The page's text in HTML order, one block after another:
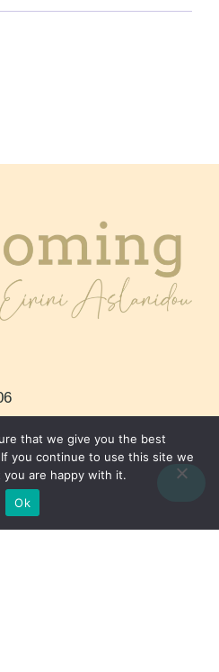
that we give you the best
you continue to use this site we
you are happy with it.
Ok